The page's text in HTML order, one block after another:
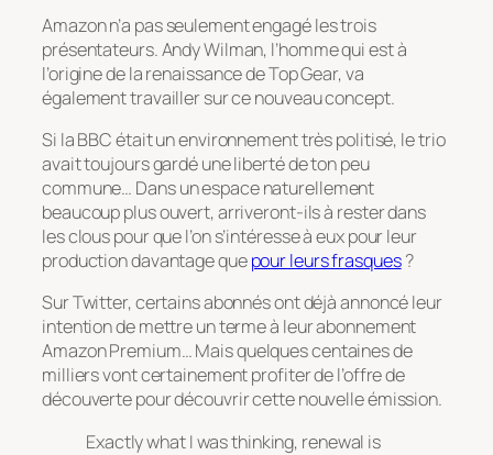
Amazon n’a pas seulement engagé les trois
présentateurs. Andy Wilman, l’homme qui est à
l’origine de la renaissance de Top Gear, va
également travailler sur ce nouveau concept.
Si la BBC était un environnement très politisé, le trio
avait toujours gardé une liberté de ton peu
commune… Dans un espace naturellement
beaucoup plus ouvert, arriveront-ils à rester dans
les clous pour que l’on s’intéresse à eux pour leur
production davantage quepour leurs frasques?
Sur Twitter, certains abonnés ont déjà annoncé leur
intention de mettre un terme à leur abonnement
Amazon Premium… Mais quelques centaines de
milliers vont certainement profiter de l’offre de
découverte pour découvrir cette nouvelle émission.
Exactly what I was thinking, renewal is